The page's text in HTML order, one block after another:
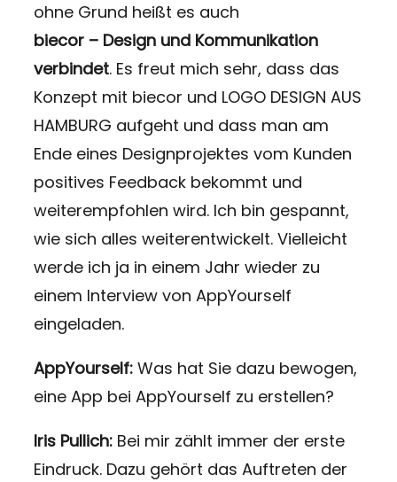
ohne Grund heißt es auch
biecor – Design und Kommunikation
verbindet. Es freut mich sehr, dass das
Konzept mit biecor und LOGO DESIGN AUS
HAMBURG aufgeht und dass man am
Ende eines Designprojektes vom Kunden
positives Feedback bekommt und
weiterempfohlen wird. Ich bin gespannt,
wie sich alles weiterentwickelt. Vielleicht
werde ich ja in einem Jahr wieder zu
einem Interview von AppYourself
eingeladen.
AppYourself:Was hat Sie dazu bewogen,
eine App bei AppYourself zu erstellen?
Iris Pullich:Bei mir zählt immer der erste
Eindruck. Dazu gehört das Auftreten der